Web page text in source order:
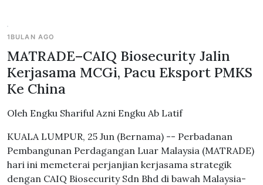
1BULAN AGO
MATRADE–CAIQ Biosecurity Jalin
Kerjasama MCGi, Pacu Eksport PMKS
Ke China
Oleh Engku Shariful Azni Engku Ab Latif
KUALA LUMPUR, 25 Jun (Bernama) -- Perbadanan
Pembangunan Perdagangan Luar Malaysia (MATRADE)
hari ini memeterai perjanjian kerjasama strategik
dengan CAIQ Biosecurity Sdn Bhd di bawah Malaysia-